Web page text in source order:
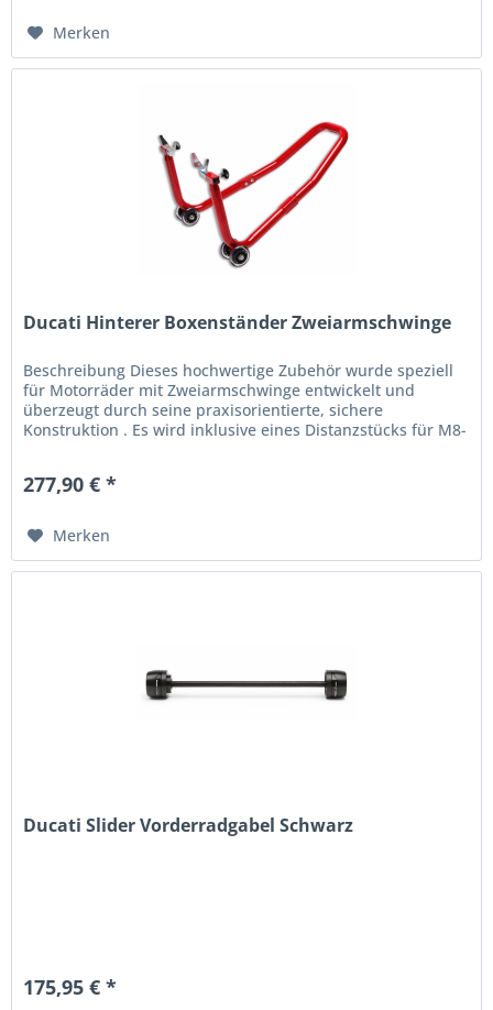
Merken
Ducati Hinterer Boxenständer Zweiarmschwinge
Beschreibung Dieses hochwertige Zubehör wurde speziell
für Motorräder mit Zweiarmschwinge entwickelt und
überzeugt durch seine praxisorientierte, sichere
Konstruktion . Es wird inklusive eines Distanzstücks für M8-
277,90 € *
Merken
Ducati Slider Vorderradgabel Schwarz
175,95 € *